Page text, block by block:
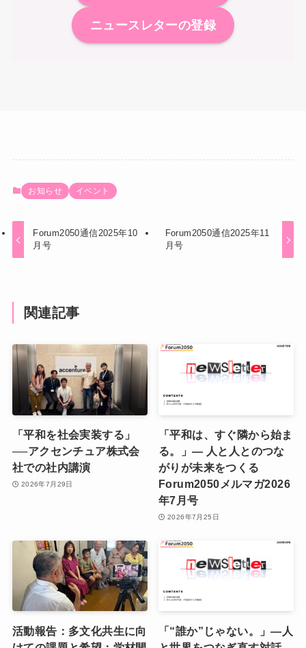
ニュースレターの登録
お知らせ イベント
Forum2050通信2025年10
月号
Forum2050通信2025年11
月号
関連記事
「平和を社会実装する」
──アクセンチュア株式会
社での社内講演
2026年7月29日
「平和は、すぐ隣から始ま
る。」― 人と人とのつな
がりが未来をつくる
Forum2050メルマガ2026
年7月号
2026年7月25日
活動報告：多文化共生に向
「“誰か”じゃない。」―人